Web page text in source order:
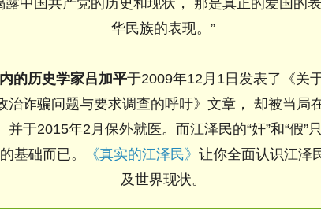
华民族的表现。”
的历史学家吕加平于2009年12月1日发表了《关
治诈骗问题与要求调查的呼吁》文章， 却被当局
并于2015年2月保外就医。而江泽民的“奸”和“假”
基础而已。
《真实的江泽民》 让你全面认识江泽
及世界现状。